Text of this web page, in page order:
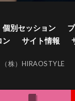
個別セッション
ン
サイト情報
（株）HIRAOSTYLE